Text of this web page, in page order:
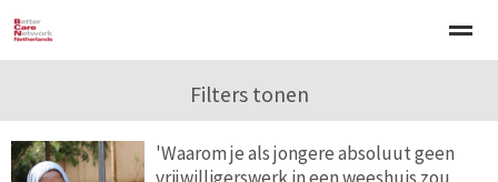
Werken met kinderen
Home Nieuws Agenda E-mail
Filters tonen
'Waarom je als jongere absoluut geen